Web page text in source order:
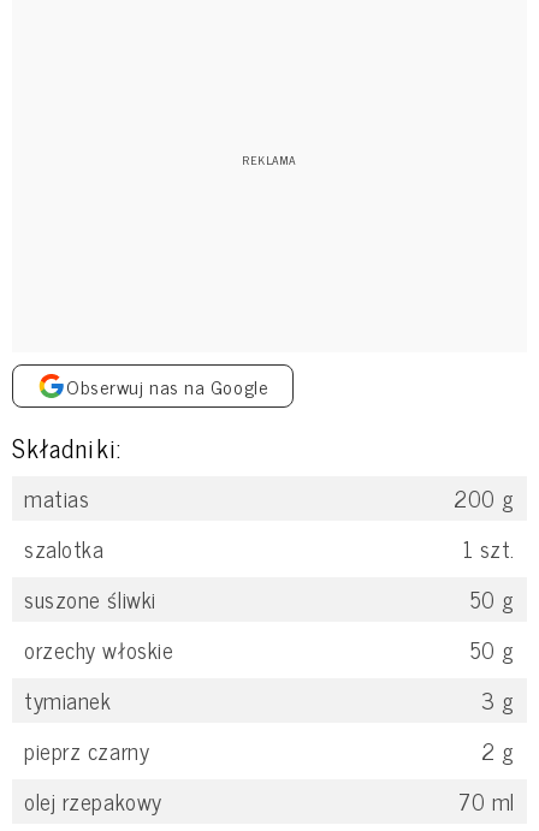
Obserwuj nas na Google
Składniki:
matias 200 g
szalotka
1 szt.
suszone śliwki
50 g
orzechy włoskie
50 g
tymianek
3 g
pieprz czarny
2 g
olej rzepakowy
70 ml